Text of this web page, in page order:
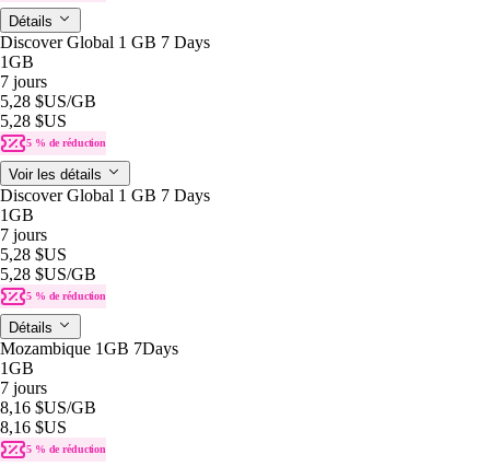
Détails
Discover Global 1 GB 7 Days
1GB
7 jours
5,28 $US/GB
5,28 $US
5 % de réduction
Voir les détails
Discover Global 1 GB 7 Days
1GB
7 jours
5,28 $US
5,28 $US/GB
5 % de réduction
Détails
Mozambique 1GB 7Days
1GB
7 jours
8,16 $US/GB
8,16 $US
5 % de réduction